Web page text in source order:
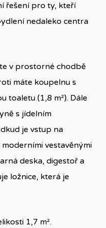
řešení pro ty, kteří
nedaleko centra
v prostorné chodbě
máte koupelnu s
toaletu (1,8 m²). Dále
s jídelním
je vstup na
vestavěnými
deska, digestoř a
ložnice, která je
1,7 m².